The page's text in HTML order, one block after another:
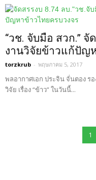
“วช. จับมือ สวก.”
งานวิจัยข้าวแก้ปัญ
torzkrub - พฤษภาคม 5, 2017
พลอากาศเอก ประจิน จั่นตอง ร
วิจัย เรื่อง “ข้าว” ในวันนี้...
1